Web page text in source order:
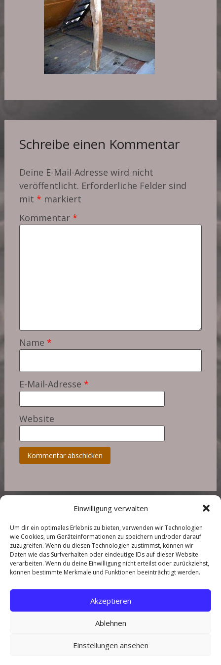
Einwilligung verwalten
Um dir ein optimales Erlebnis zu bieten, verwenden wir Technologien
wie Cookies, um Geräteinformationen zu speichern und/oder darauf
zuzugreifen. Wenn du diesen Technologien zustimmst, können wir
Daten wie das Surfverhalten oder eindeutige IDs auf dieser Website
verarbeiten. Wenn du deine Einwilligung nicht erteilst oder zurückziehst,
können bestimmte Merkmale und Funktionen beeinträchtigt werden.
Akzeptieren
Ablehnen
Einstellungen ansehen
Schreibe einen Kommentar
Deine E-Mail-Adresse wird nicht
veröffentlicht. Erforderliche Felder sind
mit * markiert
Kommentar *
Name *
E-Mail-Adresse *
Website
Über mich
Preise
Datenschutzerklärung
Copyright © 2026Landhaus in der Wische . All rights reserved.